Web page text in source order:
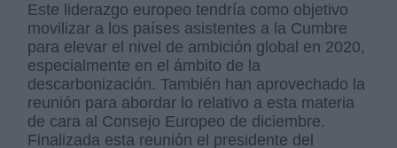
Este liderazgo europeo tendría como objetivo
movilizar a los países asistentes a la Cumbre
para elevar el nivel de ambición global en 2020,
especialmente en el ámbito de la
descarbonización. También han aprovechado la
reunión para abordar lo relativo a esta materia
de cara al Consejo Europeo de diciembre.
Finalizada esta reunión el presidente del